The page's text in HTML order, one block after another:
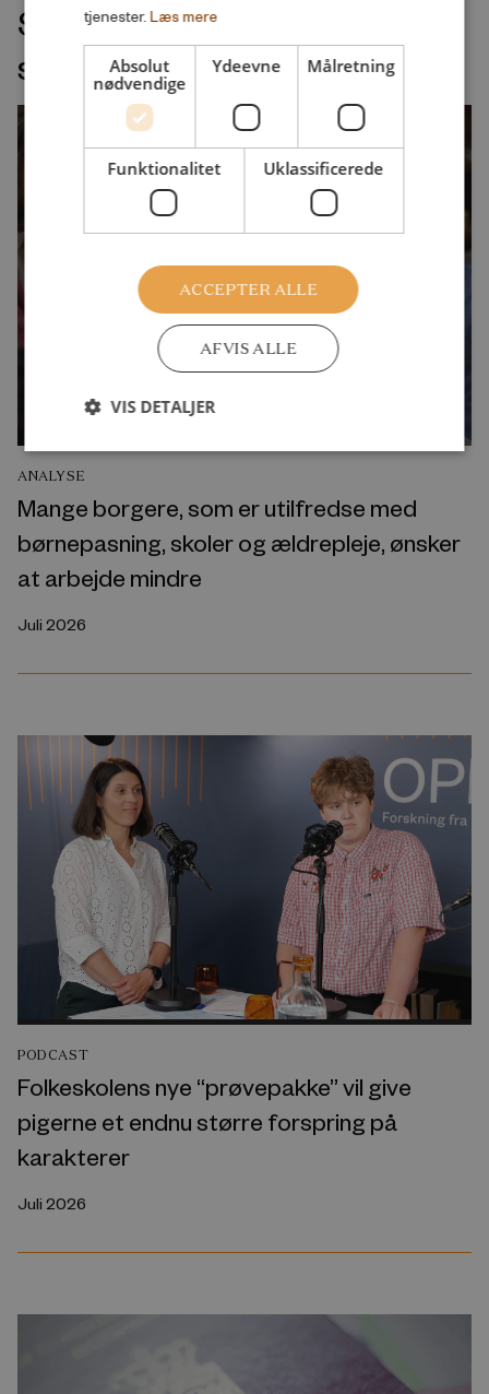
Seneste udgivelser indenfor
samme velfærdsemne
ANALYSE
Mange borgere, som er utilfredse med
børnepasning, skoler og ældrepleje, ønsker
at arbejde mindre
Juli 2026
PODCAST
Folkeskolens nye “prøvepakke” vil give
pigerne et endnu større forspring på
karakterer
Juli 2026
tjenester. Læs mere
Absolut
nødvendige
Ydeevne Målretning
Funktionalitet Uklassificerede
ACCEPTER ALLE
AFVIS ALLE
VIS DETALJER